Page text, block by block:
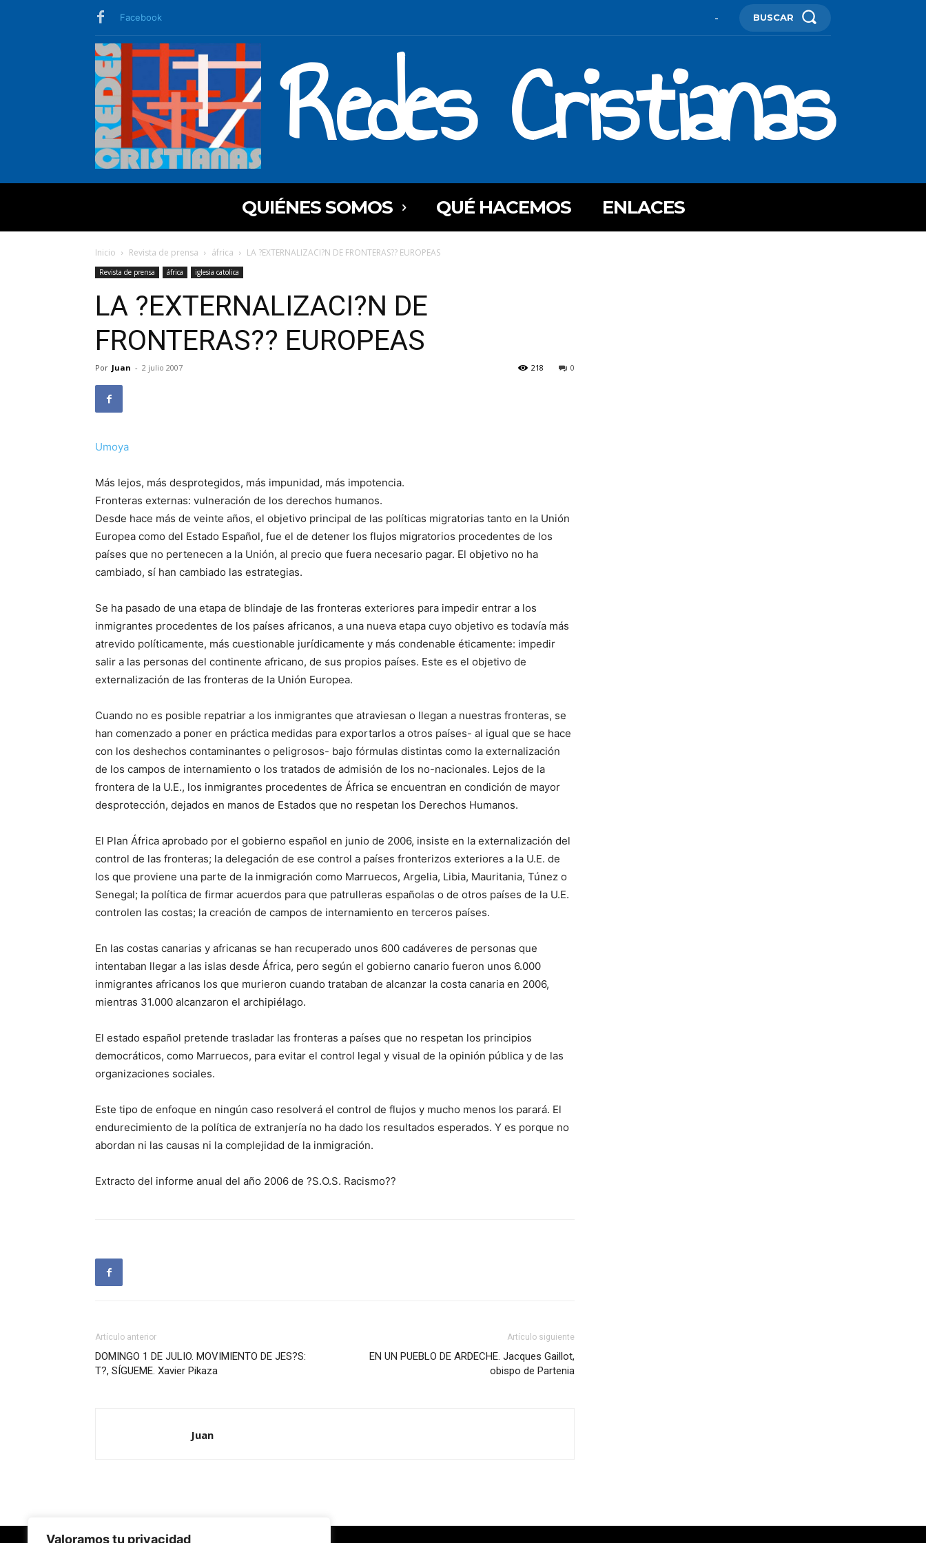
Valoramos tu privacidad
Facebook - BUSCAR
Redes Cristianas
QUIÉNES SOMOS QUÉ HACEMOS ENLACES
Inicio Revista de prensa áfrica LA ?EXTERNALIZACI?N DE FRONTERAS?? EUROPEAS
Revista de prensa áfrica iglesia catolica
LA ?EXTERNALIZACI?N DE
FRONTERAS?? EUROPEAS
Por Juan - 2 julio 2007 0
218
Umoya
Más lejos, más desprotegidos, más impunidad, más impotencia.
Fronteras externas: vulneración de los derechos humanos.
Desde hace más de veinte años, el objetivo principal de las políticas migratorias tanto en la Unión
Europea como del Estado Español, fue el de detener los flujos migratorios procedentes de los
países que no pertenecen a la Unión, al precio que fuera necesario pagar. El objetivo no ha
cambiado, sí han cambiado las estrategias.
Se ha pasado de una etapa de blindaje de las fronteras exteriores para impedir entrar a los
inmigrantes procedentes de los países africanos, a una nueva etapa cuyo objetivo es todavía más
atrevido políticamente, más cuestionable jurídicamente y más condenable éticamente: impedir
salir a las personas del continente africano, de sus propios países. Este es el objetivo de
externalización de las fronteras de la Unión Europea.
Cuando no es posible repatriar a los inmigrantes que atraviesan o llegan a nuestras fronteras, se
han comenzado a poner en práctica medidas para exportarlos a otros países- al igual que se hace
con los deshechos contaminantes o peligrosos- bajo fórmulas distintas como la externalización
de los campos de internamiento o los tratados de admisión de los no-nacionales. Lejos de la
frontera de la U.E., los inmigrantes procedentes de África se encuentran en condición de mayor
desprotección, dejados en manos de Estados que no respetan los Derechos Humanos.
El Plan África aprobado por el gobierno español en junio de 2006, insiste en la externalización del
control de las fronteras; la delegación de ese control a países fronterizos exteriores a la U.E. de
los que proviene una parte de la inmigración como Marruecos, Argelia, Libia, Mauritania, Túnez o
Senegal; la política de firmar acuerdos para que patrulleras españolas o de otros países de la U.E.
controlen las costas; la creación de campos de internamiento en terceros países.
En las costas canarias y africanas se han recuperado unos 600 cadáveres de personas que
intentaban llegar a las islas desde África, pero según el gobierno canario fueron unos 6.000
inmigrantes africanos los que murieron cuando trataban de alcanzar la costa canaria en 2006,
mientras 31.000 alcanzaron el archipiélago.
El estado español pretende trasladar las fronteras a países que no respetan los principios
democráticos, como Marruecos, para evitar el control legal y visual de la opinión pública y de las
organizaciones sociales.
Este tipo de enfoque en ningún caso resolverá el control de flujos y mucho menos los parará. El
endurecimiento de la política de extranjería no ha dado los resultados esperados. Y es porque no
abordan ni las causas ni la complejidad de la inmigración.
Extracto del informe anual del año 2006 de ?S.O.S. Racismo??
Artículo anterior
DOMINGO 1 DE JULIO. MOVIMIENTO DE JES?S:
T?, SÍGUEME. Xavier Pikaza
Artículo siguiente
EN UN PUEBLO DE ARDECHE. Jacques Gaillot,
obispo de Partenia
Juan